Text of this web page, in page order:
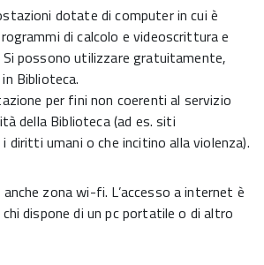
dotate di computer in cui è
di calcolo e videoscrittura e
possono utilizzare gratuitamente,
Biblioteca.
per fini non coerenti al servizio
della Biblioteca (ad es. siti
diritti umani o che incitino alla violenza).
zona wi-fi. L’accesso a internet è
dispone di un pc portatile o di altro